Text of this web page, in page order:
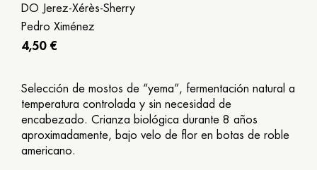
DO Jerez-Xérès-Sherry
Pedro Ximénez
4,50 €
Selección de mostos de “yema”, fermentación natural a
temperatura controlada y sin necesidad de
encabezado. Crianza biológica durante 8 años
aproximadamente, bajo velo de flor en botas de roble
americano.